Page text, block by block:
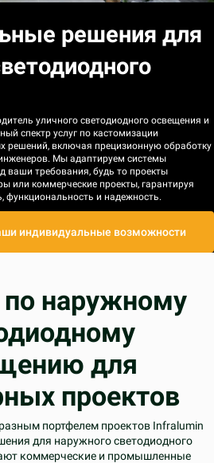
решения для
уличного светодиодного освещения и
спектр услуг по кастомизации
решений, включая прецизионную обработку
Мы адаптируем системы
ваши требования, будь то проекты
или коммерческие проекты, гарантируя
функциональность и надежность.
индивидуальные возможности
наружному
для
проектов
портфелем проектов Infralumin
для наружного светодиодного
коммерческие и промышленные